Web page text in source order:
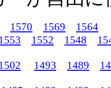
1570 1569
1564
1553 1552 1548
1502 1493 1489